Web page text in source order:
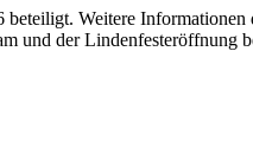
Weitere
und der Lindenfesteröffnung